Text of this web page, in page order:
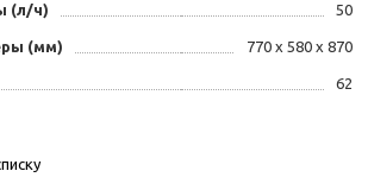
(л/ч) 50
(мм) 770 x 580 x 870
62